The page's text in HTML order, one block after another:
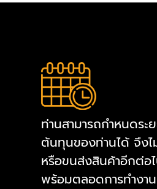
ท่านสามารถกำหนดระ
ต้นทุนของท่านได้ จึง
หรือขนส่งสินค้าอีกต่อ
พร้อมตลอดการทำงาน